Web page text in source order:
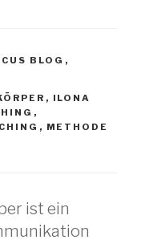
BLOG ,
, ILONA
,
, METHODE
ist ein